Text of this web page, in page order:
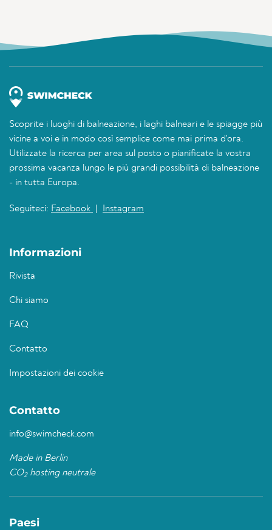
Scoprite i luoghi di balneazione, i laghi balneari e le spiagge più
vicine a voi e in modo così semplice come mai prima d'ora.
Utilizzate la ricerca per area sul posto o pianificate la vostra
prossima vacanza lungo le più grandi possibilità di balneazione
- in tutta Europa.
Seguiteci: Facebook Instagram
Informazioni
Rivista
Chi siamo
FAQ
Contatto
Impostazioni dei cookie
Contatto
info@swimcheck.com
Made in Berlin
CO2hosting neutrale
Paesi